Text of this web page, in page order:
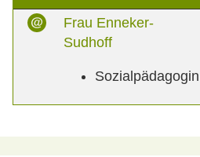
Frau Enneker-
Sudhoff
Sozialpädagogin